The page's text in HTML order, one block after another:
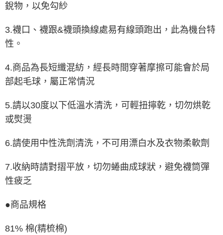
銳物，以免勾紗
3.襪口、襪跟&襪頭換線處易有線頭跑出，此為機台特
性。
4.商品為長短纖混紡，經長時間穿著摩擦可能會於局
部起毛球，屬正常情況
5.請以30度以下低溫水清洗，可輕扭擰乾，切勿烘乾
或熨燙
6.請使用中性洗劑清洗，不可用漂白水及衣物柔軟劑
7.收納時請對摺平放，切勿蜷曲成球狀，避免襪筒彈
性疲乏
●商品規格
81% 棉(精梳棉)